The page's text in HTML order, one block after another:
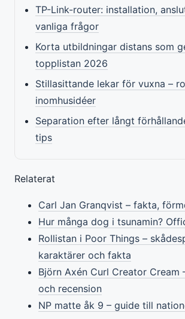
TP-Link-router: installation,
vanliga frågor
Korta utbildningar distans som
topplistan 2026
Stillasittande lekar för vuxna –
inomhusidéer
Separation efter långt
tips
Relaterat
Carl Jan Granqvist – fakta,
Hur många dog i tsunamin?
Rollistan i Poor Things –
karaktärer och fakta
Björn Axén Curl Creator Cream
och recension
NP matte åk 9 – guide till